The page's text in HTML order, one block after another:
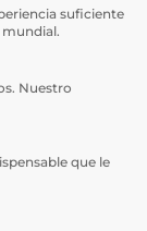
suficiente
Nuestro
que le